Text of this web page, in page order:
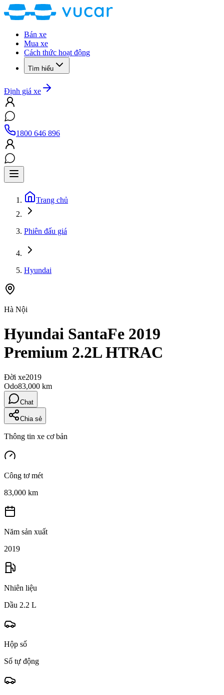
Bán xe
Mua xe
Cách thức hoạt động
Tìm hiểu
Định giá xe
1800 646 896
Trang chủ
Phiên đấu giá
Hyundai
Hà Nội
Hyundai SantaFe 2019
Premium 2.2L HTRAC
Đời xe2019
Odo83,000 km
Chat
Chia sẻ
Thông tin xe cơ bản
Công tơ mét
83,000 km
Năm sản xuất
2019
Nhiên liệu
Dầu 2.2 L
Hộp số
Số tự động